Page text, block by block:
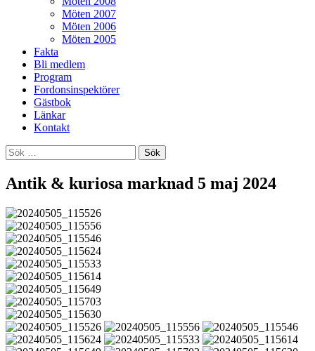
Möten 2007
Möten 2006
Möten 2005
Fakta
Bli medlem
Program
Fordonsinspektörer
Gästbok
Länkar
Kontakt
Sök
efter:
Antik & kuriosa marknad 5 maj 2024